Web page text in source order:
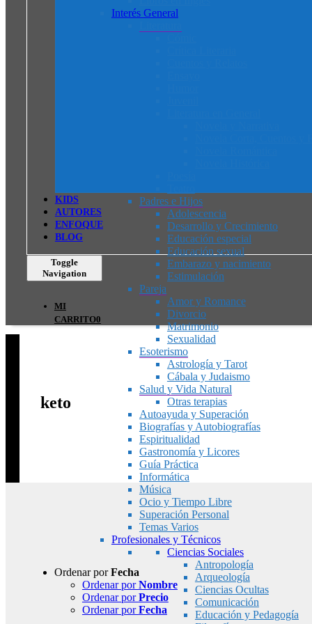
Interés General
Padres e Hijos
Adolescencia
Desarrollo y Crecimiento
Educación especial
Educación sexual
Embarazo y nacimiento
Estimulación
Pareja
Amor y Romance
Divorcio
Matrimonio
Sexualidad
Esoterismo
Astrología y Tarot
Cábala y Judaismo
Salud y Vida Natural
Otras terapias
Autoayuda y Superación
Biografías y Autobiografías
Espiritualidad
Gastronomía y Licores
Guía Práctica
Informática
Música
Ocio y Tiempo Libre
Superación Personal
Temas Varios
Profesionales y Técnicos
Ciencias Sociales
Antropología
Arqueología
Ciencias Ocultas
Comunicación
Educación y Pedagogía
KIDS
AUTORES
ENFOQUE
BLOG
Toggle
Navigation
MI
CARRITO0
keto
Ordenar porFecha
Ordenar porNombre
Ordenar porPrecio
Ordenar porFecha